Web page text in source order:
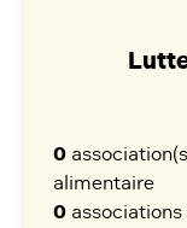
0
alimentaire
0